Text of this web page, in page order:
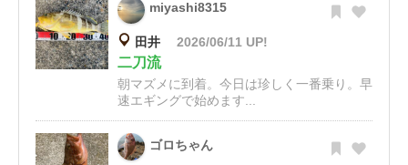
miyashi8315
田井 2026/06/11 UP!
二刀流
朝マズメに到着。今日は珍しく一番乗り。早
速エギングで始めます...
ゴロちゃん